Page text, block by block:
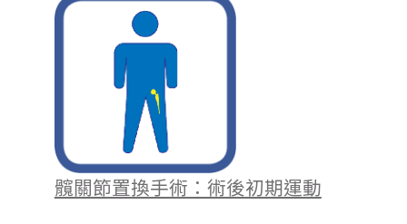
髖關節置換手術：術後初期運動